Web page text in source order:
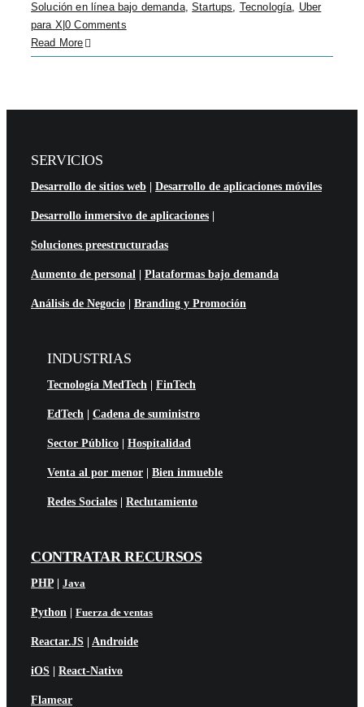
Solución en línea bajo demanda,Startups, Tecnología, Uber
para X|0 Comments
Read More
SERVICIOS
Desarrollo de sitios web| Desarrollo de aplicaciones móviles
Desarrollo inmersivo de aplicaciones|
Soluciones preestructuradas
Aumento de personal| Plataformas bajo demanda
Análisis de Negocio| Branding y Promoción
INDUSTRIAS
Tecnología MedTech| FinTech
EdTech| Cadena de suministro
Sector Público| Hospitalidad
Venta al por menor| Bien inmueble
Redes Sociales| Reclutamiento
CONTRATAR RECURSOS
PHP| Java
Python| Fuerza de ventas
Reactar.JS| Androide
iOS| React-Nativo
Flamear